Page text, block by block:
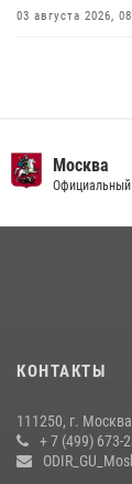
03 августа 2026,
Безопасность
содействии
чемпионат по
Центр
Москва
Официальный
КОНТАКТЫ
111250, г.
+ 7 (499) 673-